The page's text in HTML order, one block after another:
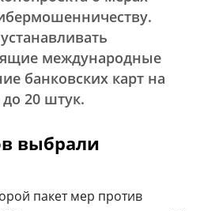
международные
банковских карт на
20 штук.
выбрали
пакет мер против